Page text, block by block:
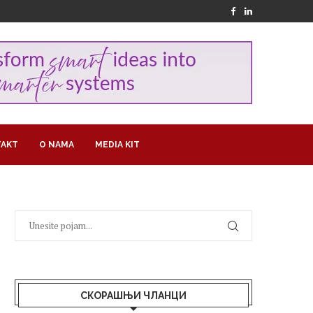
O NAMA MEDIA KIT
СКОРАШЊИ ЧЛАНЦИ